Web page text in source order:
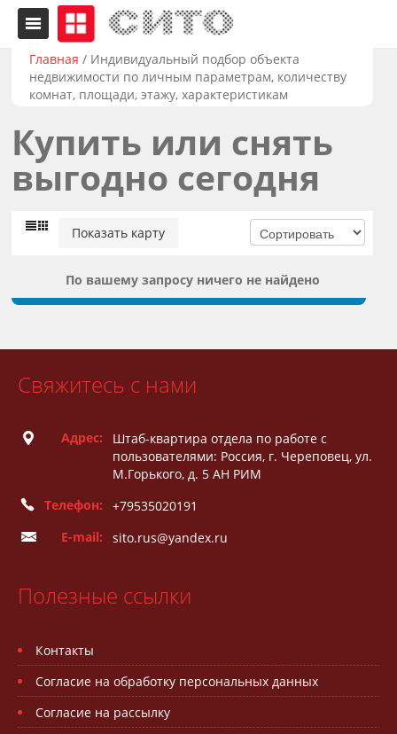
Главная / Индивидуальный подбор объекта
недвижимости по личным параметрам, количеству
комнат, площади, этажу, характеристикам
Купить или снять
выгодно сегодня
Показать карту
По вашему запросу ничего не найдено
Свяжитесь с нами
Адрес:
Штаб-квартира отдела по работе с
пользователями: Россия, г. Череповец, ул.
М.Горького, д. 5 АН РИМ
Телефон:
+79535020191
E-mail:
sito.rus@yandex.ru
Полезные ссылки
Контакты
Согласие на обработку персональных данных
Согласие на рассылку